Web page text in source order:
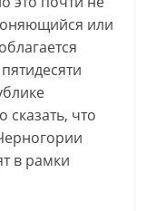
или
что
в рамки